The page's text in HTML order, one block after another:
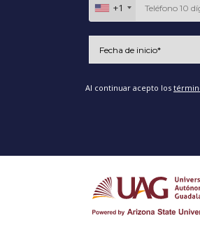
+1
Al continuar acepto los